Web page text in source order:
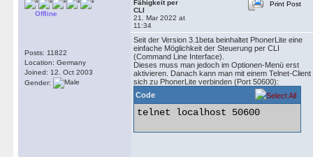
Offline
Posts: 11822
Location: Germany
Joined: 12. Oct 2003
Gender:
Fähigkeit per
CLI
21. Mar 2022 at
11:34
Print Post
Seit der Version 3.1beta beinhaltet PhonerLite eine
einfache Möglichkeit der Steuerung per CLI
(Command Line Interface).
Dieses muss man jedoch im Optionen-Menü erst
aktivieren. Danach kann man mit einem Telnet-Client
sich zu PhonerLite verbinden (Port 50600):
Code
telnet localhost 50600